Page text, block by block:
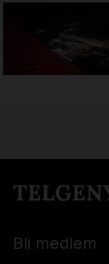
Bli medlem